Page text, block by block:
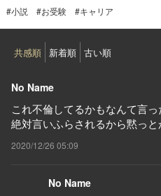
#小説 #お受験 #キャリア
共感順 新着順 古い順
No Name
これ不倫してるかもなんて言っ
絶対言いふらされるから黙っ
2020/12/26 05:09
No Name